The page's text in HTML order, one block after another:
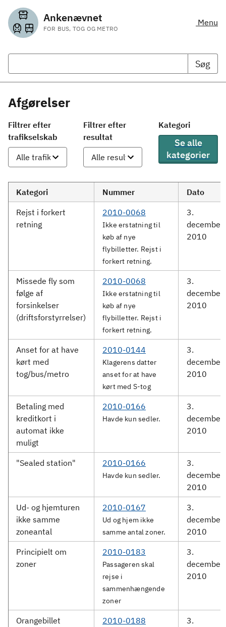
Ankenævnet
FOR BUS, TOG OG METRO
Menu
Søg
Afgørelser
Filtrer efter
trafikselskab
Filtrer efter
resultat
Kategori
Se alle
kategorier
Kategori Nummer
Dato
Rejst i forkert
retning
2010-0068
Ikke erstatning til
køb af nye
flybilletter. Rejst i
forkert retning.
3.
december
2010
Missede fly som
følge af
forsinkelser
(driftsforstyrrelser)
2010-0068
Ikke erstatning til
køb af nye
flybilletter. Rejst i
forkert retning.
3.
december
2010
Anset for at have
kørt med
tog/bus/metro
2010-0144
Klagerens datter
anset for at have
kørt med S-tog
3.
december
2010
Betaling med
kreditkort i
automat ikke
muligt
2010-0166
Havde kun sedler.
3.
december
2010
"Sealed station" 2010-0166
Havde kun sedler.
3.
december
2010
Ud- og hjemturen
ikke samme
zoneantal
2010-0167
Ud og hjem ikke
samme antal zoner.
3.
december
2010
Principielt om
zoner
2010-0183
Passageren skal
rejse i
sammenhængende
zoner
3.
december
2010
Orangebillet 2010-0188
3.